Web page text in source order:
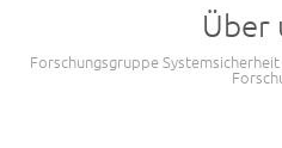
Über
Forschungsgruppe